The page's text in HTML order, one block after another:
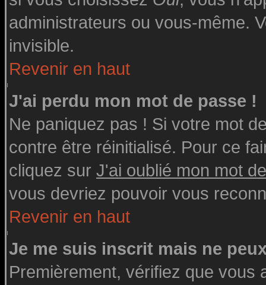
administrateurs ou vous-même.
invisible.
Revenir en haut
J'ai perdu mon mot de passe !
Ne paniquez pas ! Si votre mot
contre être réinitialisé. Pour ce
cliquez sur J'ai oublié mon mot
vous devriez pouvoir vous
Revenir en haut
Je me suis inscrit mais ne
Premièrement, vérifiez que